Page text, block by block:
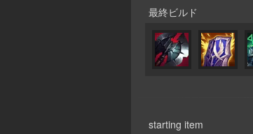
最終ビルド
starting item